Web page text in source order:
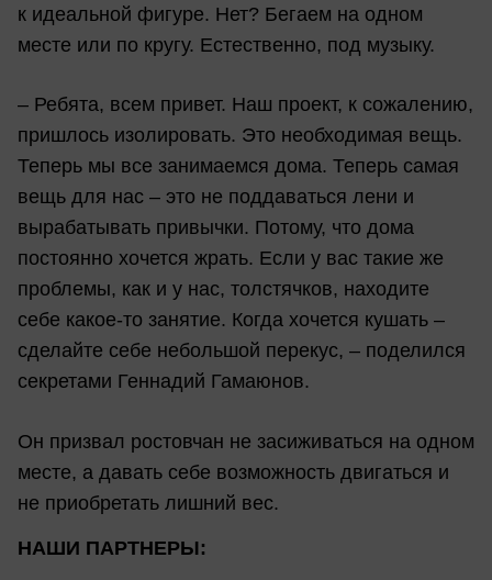
к идеальной фигуре. Нет? Бегаем на одном
месте или по кругу. Естественно, под музыку.
– Ребята, всем привет. Наш проект, к сожалению,
пришлось изолировать. Это необходимая вещь.
Теперь мы все занимаемся дома. Теперь самая
вещь для нас – это не поддаваться лени и
вырабатывать привычки. Потому, что дома
постоянно хочется жрать. Если у вас такие же
проблемы, как и у нас, толстячков, находите
себе какое-то занятие. Когда хочется кушать –
сделайте себе небольшой перекус, – поделился
секретами Геннадий Гамаюнов.
Он призвал ростовчан не засиживаться на одном
месте, а давать себе возможность двигаться и
не приобретать лишний вес.
НАШИ ПАРТНЕРЫ: